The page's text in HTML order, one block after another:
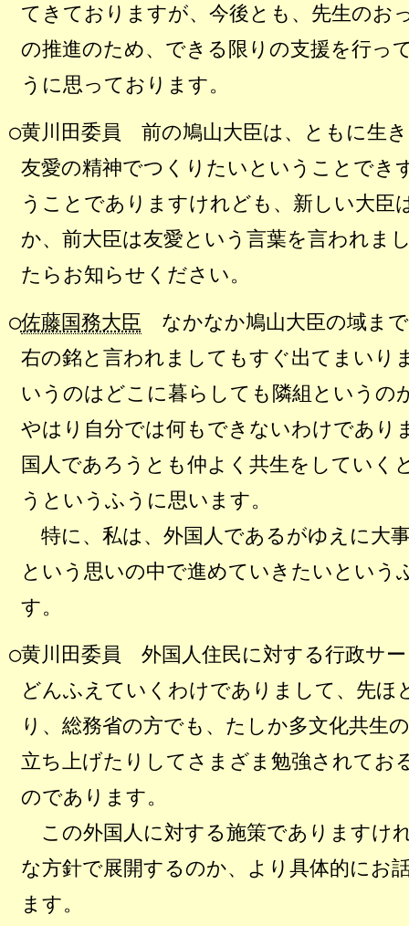
てきておりますが、今後とも、先生のお
の推進のため、できる限りの支援を行っ
うに思っております。
○黄川田委員
前の鳩山大臣は、ともに生
友愛の精神でつくりたいということでき
うことでありますけれども、新しい大臣
か、前大臣は友愛という言葉を言われま
たらお知らせください。
○佐藤国務大臣 なかなか鳩山大臣の域ま
右の銘と言われましてもすぐ出てまいり
いうのはどこに暮らしても隣組というの
やはり自分では何もできないわけであり
国人であろうとも仲よく共生をしていく
うというふうに思います。
特に、私は、外国人であるがゆえに大
という思いの中で進めていきたいという
す。
○黄川田委員
外国人住民に対する行政サ
どんふえていくわけでありまして、先ほ
り、総務省の方でも、たしか多文化共生
立ち上げたりしてさまざま勉強されてお
のであります。
この外国人に対する施策でありますけ
な方針で展開するのか、より具体的にお
ます。